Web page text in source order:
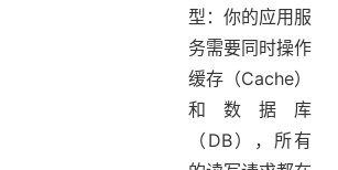
型：你的应用服
务需要同时操作
缓存（Cache）
和数据库
（DB），所有